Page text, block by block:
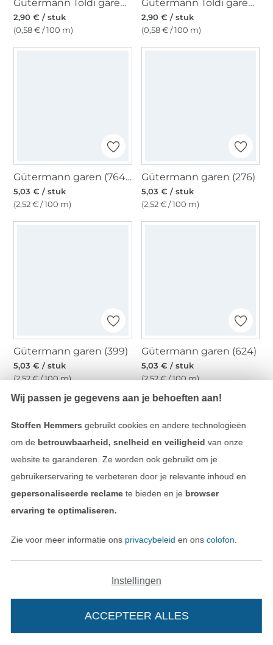
Gütermann Toldi garen, 500 m rood
2,90 € / stuk
(0,58 € / 100 m)
Gütermann Toldi garen, 500 m bordeauxrood
2,90 € / stuk
(0,58 € / 100 m)
Gütermann garen (764) donkerpetrol
5,03 € / stuk
(2,52 € / 100 m)
Gütermann garen (276)
5,03 € / stuk
(2,52 € / 100 m)
Gütermann garen (399)
5,03 € / stuk
(2,52 € / 100 m)
Gütermann garen (624)
5,03 € / stuk
(2,52 € / 100 m)
5,03 € / stuk
4,02 € / stuk
Wij passen je gegevens aan je behoeften aan!
Stoffen Hemmers gebruikt cookies en andere technologieën
om de betrouwbaarheid, snelheid en veiligheid van onze
website te garanderen. Ze worden ook gebruikt om je
gebruikerservaring te verbeteren door je relevante inhoud en
gepersonaliseerde reclamete bieden en je browser
ervaring te optimaliseren.
Zie voor meer informatie ons privacybeleid en ons colofon
Instellingen
ACCEPTEER ALLES